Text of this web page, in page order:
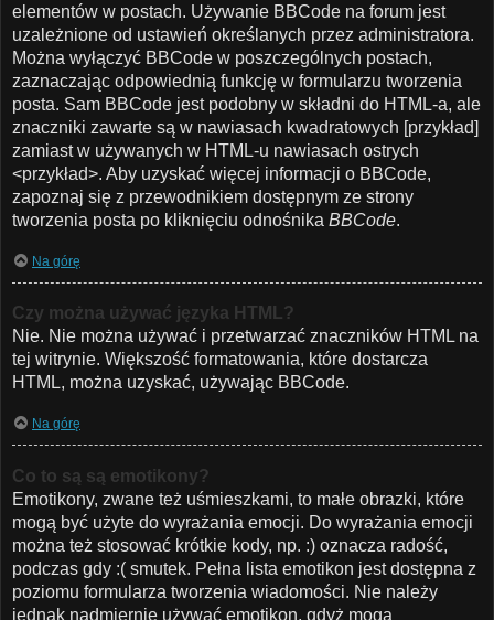
elementów w postach. Używanie BBCode na forum jest
uzależnione od ustawień określanych przez administratora.
Można wyłączyć BBCode w poszczególnych postach,
zaznaczając odpowiednią funkcję w formularzu tworzenia
posta. Sam BBCode jest podobny w składni do HTML-a, ale
znaczniki zawarte są w nawiasach kwadratowych [przykład]
zamiast w używanych w HTML-u nawiasach ostrych
<przykład>. Aby uzyskać więcej informacji o BBCode,
zapoznaj się z przewodnikiem dostępnym ze strony
tworzenia posta po kliknięciu odnośnika BBCode.
Na górę
Czy można używać języka HTML?
Nie. Nie można używać i przetwarzać znaczników HTML na
tej witrynie. Większość formatowania, które dostarcza
HTML, można uzyskać, używając BBCode.
Na górę
Co to są są emotikony?
Emotikony, zwane też uśmieszkami, to małe obrazki, które
mogą być użyte do wyrażania emocji. Do wyrażania emocji
można też stosować krótkie kody, np. :) oznacza radość,
podczas gdy :( smutek. Pełna lista emotikon jest dostępna z
poziomu formularza tworzenia wiadomości. Nie należy
jednak nadmiernie używać emotikon, gdyż mogą